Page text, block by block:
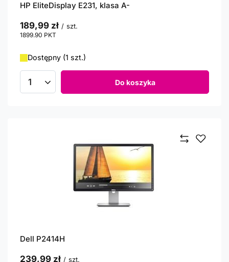
HP EliteDisplay E231, klasa A-
189,99 zł / szt.
1899.90 PKT
Dostępny (1 szt.)
Ilość produktów Do koszyka
Dell P2414H
239,99 zł / szt.